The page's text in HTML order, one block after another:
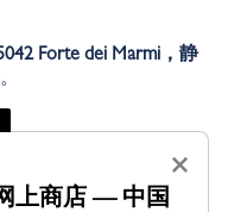
Forte dei Marmi，静
。
×
上商店 — 中国